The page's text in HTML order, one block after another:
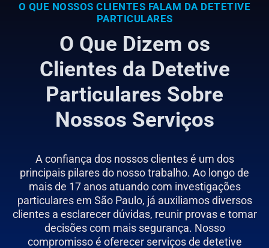
O QUE NOSSOS CLIENTES FALAM DA DETETIVE
PARTICULARES
O Que Dizem os
Clientes da Detetive
Particulares Sobre
Nossos Serviços
A confiança dos nossos clientes é um dos
principais pilares do nosso trabalho. Ao longo de
mais de 17 anos atuando com investigações
particulares em São Paulo, já auxiliamos diversos
clientes a esclarecer dúvidas, reunir provas e tomar
decisões com mais segurança. Nosso
compromisso é oferecer serviços de detetive